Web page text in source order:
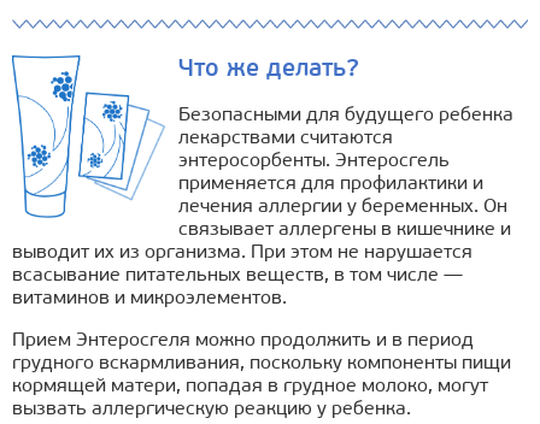
Что же делать?
Безопасными для будущего ребенка
лекарствами считаются
энтеросорбенты. Энтеросгель
применяется для профилактики и
лечения аллергии у беременных. Он
связывает аллергены в кишечнике и
выводит их из организма. При этом не нарушается
всасывание питательных веществ, в том числе —
витаминов и микроэлементов.
Прием Энтеросгеля можно продолжить и в период
грудного вскармливания, поскольку компоненты пищи
кормящей матери, попадая в грудное молоко, могут
вызвать аллергическую реакцию у ребенка.